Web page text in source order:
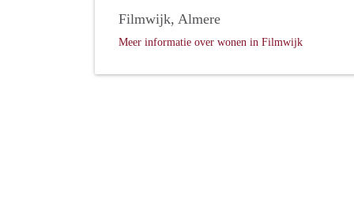
Filmwijk, Almere
Meer informatie over wonen in Filmwijk